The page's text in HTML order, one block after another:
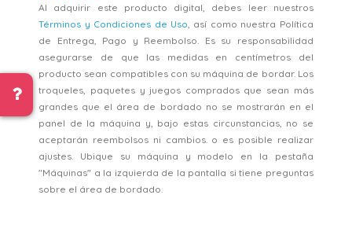
Al adquirir este producto digital, debes leer nuestros
Términos y Condiciones de Uso, así como nuestra Política
de Entrega, Pago y Reembolso. Es su responsabilidad
asegurarse de que las medidas en centímetros del
producto sean compatibles con su máquina de bordar. Los
troqueles, paquetes y juegos comprados que sean más
grandes que el área de bordado no se mostrarán en el
panel de la máquina y, bajo estas circunstancias, no se
aceptarán reembolsos ni cambios. o es posible realizar
ajustes. Ubique su máquina y modelo en la pestaña
"Máquinas" a la izquierda de la pantalla si tiene preguntas
sobre el área de bordado.